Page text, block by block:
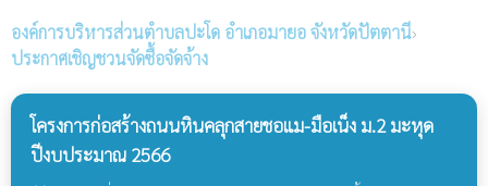
องค์การบริหารส่วนตำบลปะโด อำเภอมายอ จังหวัดปัตตานี›
ประกาศเชิญชวนจัดซื้อจัดจ้าง
โครงการก่อสร้างถนนหินคลุกสายชอแม-มือเน็ง ม.2 มะหุด
ปีงบประมาณ 2566